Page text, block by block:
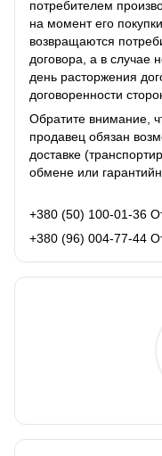
потребителем
на момент его
возвращаются
договора, а в случае
день расторжения
договоренности
Обратите внимание,
продавец обязан
доставке
обмене или
+380 (50) 100-01-36
+380 (96) 004-77-44